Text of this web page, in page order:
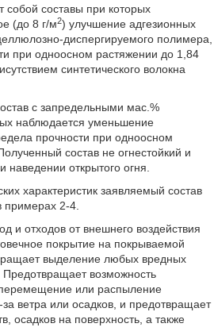
составы при которых
(до 8 г/м2) улучшение адгезионных
диспергируемого полимера,
при одноосном растяжении до 1,84
синтетического волокна
с запредельными мас.%
наблюдается уменьшение
прочности при одноосном
состав не огнестойкий и
наведении открытого огня.
характеристик заявляемый состав
примерах 2-4.
и отходов от внешнего воздействия
покрытие на покрываемой
выделение любых вредных
Предотвращает возможность
или распыление
ветра или осадков, и предотвращает
осадков на поверхность, а также